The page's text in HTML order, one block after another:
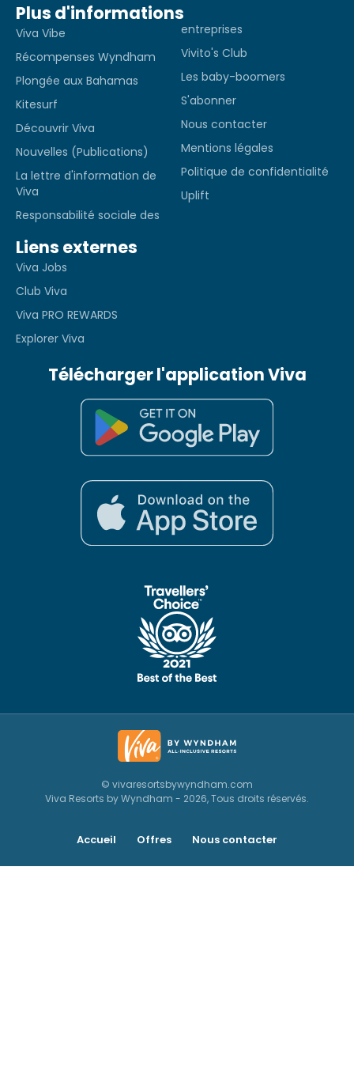
Plus d'informations
Viva Vibe
Récompenses Wyndham
Plongée aux Bahamas
Kitesurf
Découvrir Viva
Nouvelles (Publications)
La lettre d'information de
Viva
Responsabilité sociale des
entreprises
Vivito's Club
Les baby-boomers
S'abonner
Nous contacter
Mentions légales
Politique de confidentialité
Uplift
Liens externes
Viva Jobs
Club Viva
Viva PRO REWARDS
Explorer Viva
Télécharger l'application Viva
© vivaresortsbywyndham.com
Viva Resorts by Wyndham - 2026, Tous droits réservés.
Accueil Offres Nous contacter